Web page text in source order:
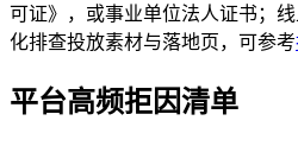
可证》，或事业单位法人证书；
化排查投放素材与落地页，可参考
平台高频拒因清单